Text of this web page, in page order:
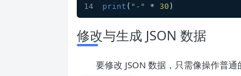
print ( "-" * 30 )
修改与生成 JSON 数据
要修改 JSON 数据，只需像操作普